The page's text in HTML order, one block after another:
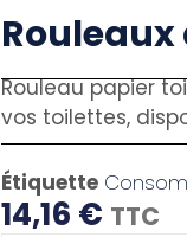
Rouleau papier
vos toilettes,
Étiquette
14,16 € TTC